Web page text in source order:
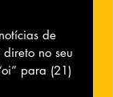
de
no seu
para (21)